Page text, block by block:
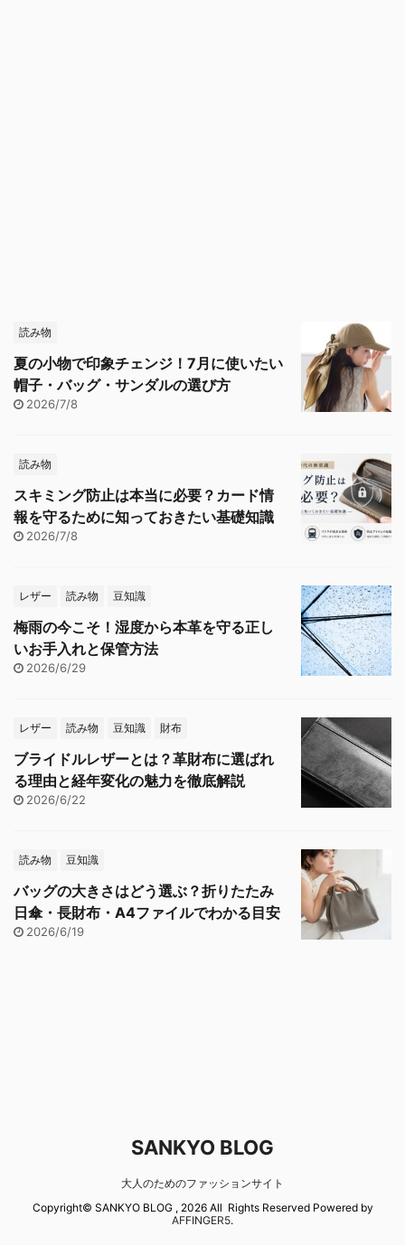
読み物
夏の小物で印象チェンジ！7月に使いたい
帽子・バッグ・サンダルの選び方
2026/7/8
読み物
スキミング防止は本当に必要？カード情
報を守るために知っておきたい基礎知識
2026/7/8
レザー 読み物 豆知識
梅雨の今こそ！湿度から本革を守る正し
いお手入れと保管方法
2026/6/29
レザー 読み物 豆知識 財布
ブライドルレザーとは？革財布に選ばれ
る理由と経年変化の魅力を徹底解説
2026/6/22
読み物 豆知識
バッグの大きさはどう選ぶ？折りたたみ
日傘・長財布・A4ファイルでわかる目安
2026/6/19
SANKYO BLOG
大人のためのファッションサイト
Copyright© SANKYO BLOG , 2026 All Rights Reserved Powered by
AFFINGER5.